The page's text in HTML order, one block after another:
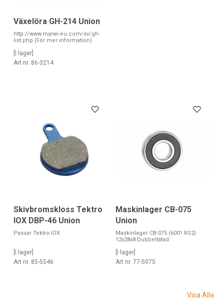
Växelöra GH-214 Union
http://www.marwi-eu.com/sv/gh-
list.php (För mer information)
[I lager]
Art nr. 86-3214
Skivbromskloss Tektro
IOX DBP-46 Union
Passar Tektro IOX
[I lager]
Art nr. 85-5546
Maskinlager CB-075
Union
Maskinlager CB-075 (6001 RS2)
12x28x8 Dubbeltätad
[I lager]
Art nr. 77-5075
Visa Alla